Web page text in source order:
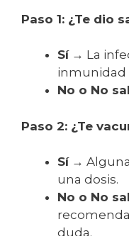
Paso 1: ¿Te dio
Sí→ La
inmunidad
No o No
Paso 2: ¿Te
Sí→
una dosis.
No o No
duda.